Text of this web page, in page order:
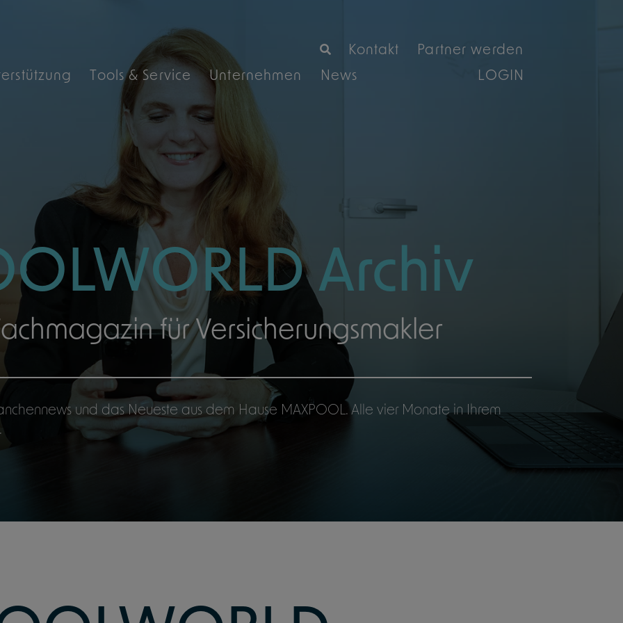
Kontakt
Partner werden
Tools & Service Unternehmen News LOGIN
Archiv
für Versicherungsmakler
und das Neueste aus dem Hause MAXPOOL. Alle vier Monate in Ihrem